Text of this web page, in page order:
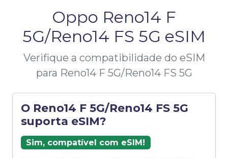
Oppo Reno14 F
5G/Reno14 FS 5G eSIM
Verifique a compatibilidade do eSIM
para Reno14 F 5G/Reno14 FS 5G
O Reno14 F 5G/Reno14 FS 5G
suporta eSIM?
Sim, compatível com eSIM!